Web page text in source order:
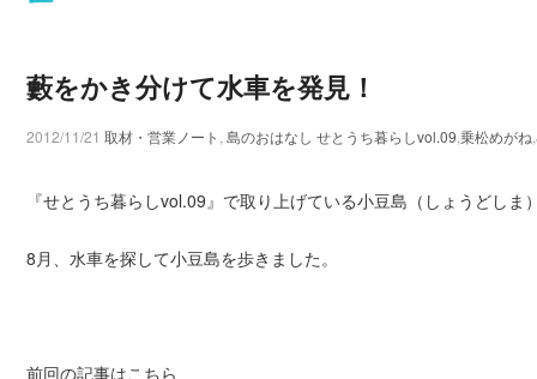
藪をかき分けて水車を発見！
2012/11/21 取材・営業ノート 島のおはなし せとうち暮らしvol.09 乗松めがね
『せとうち暮らしvol.09』で取り上げている小豆島（しょうどしま
8月、水車を探して小豆島を歩きました。
前回の記事はこちら